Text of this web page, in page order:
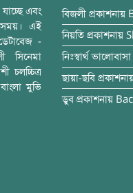
এবং
সময়। এই
-
সিনেমা
চলচ্চিত্র
মুভি
বিজলী প্রকাশনায়
নিয়তি প্রকাশনায়
নিঃস্বার্থ ভালোবাসা
ছায়া-ছবি
ডুব প্রকাশনায়